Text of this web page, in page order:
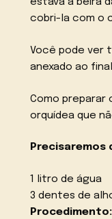
cobri-la com o
Você pode ver
anexado ao
Como preparar
orquídea que
Precisaremos
1 litro de água
3 dentes de
Procedimento: